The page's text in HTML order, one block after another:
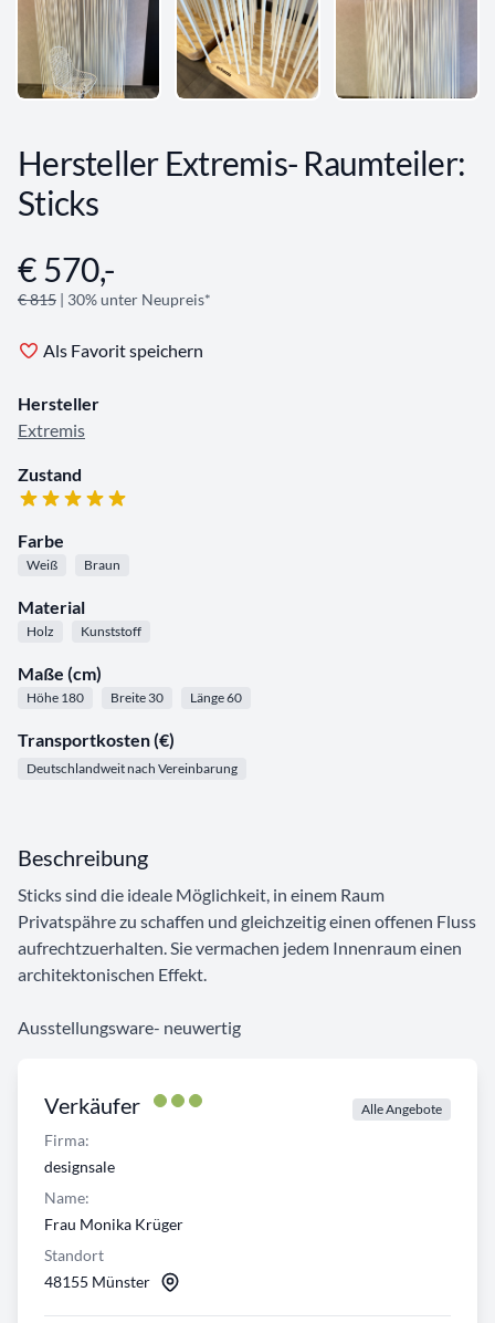
Hersteller Extremis- Raumteiler:
Sticks
Angebotsinformationen
€ 570,-
€ 815 | 30% unter Neupreis*
Als Favorit speichern
Hersteller
Extremis
Zustand
Farbe
Weiß Braun
Material
Holz Kunststoff
Maße (cm)
Höhe 180 Breite 30 Länge 60
Transportkosten (€)
Deutschlandweit nach Vereinbarung
Verkäufer Alle Angebote
Firma:
designsale
Name:
Frau Monika Krüger
Standort
48155 Münster
Beschreibung
Sticks sind die ideale Möglichkeit, in einem Raum
Privatspähre zu schaffen und gleichzeitig einen offenen Fluss
aufrechtzuerhalten. Sie vermachen jedem Innenraum einen
architektonischen Effekt.
Ausstellungsware- neuwertig